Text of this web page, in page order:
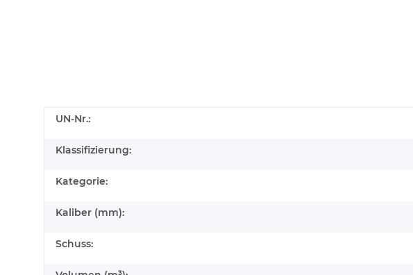
UN-Nr.:
Klassifizierung:
Kategorie:
Kaliber (mm):
Schuss: